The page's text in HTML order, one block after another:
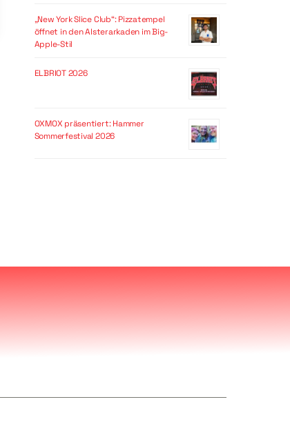
„New York Slice Club“: Pizzatempel
öffnet in den Alsterarkaden im Big-
Apple-Stil
ELBRIOT 2026
OXMOX präsentiert: Hammer
Sommerfestival 2026